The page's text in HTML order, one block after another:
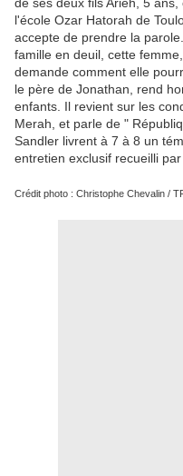
l'école Ozar Hatorah de
accepte de prendre la
famille en deuil, cette
demande comment elle
le père de Jonathan, rend
enfants. Il revient sur les
Merah, et parle de "
Sandler livrent à 7 à 8 un
entretien exclusif recueilli
Crédit photo : Christophe Chevalin /